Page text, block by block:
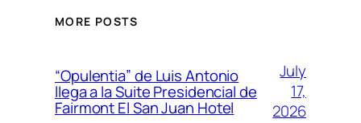
MORE POSTS
“Opulentia” de Luis Antonio
llega a la Suite Presidencial de
Fairmont El San Juan Hotel
July
17,
2026